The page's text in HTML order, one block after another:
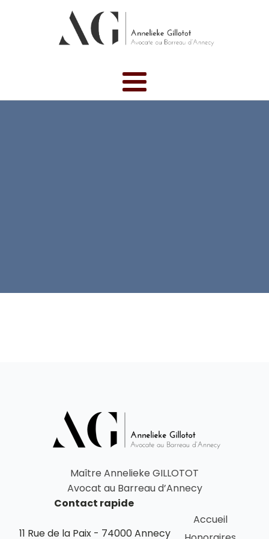
Maître Annelieke GILLOTOT
Avocat au Barreau d’Annecy
Contact rapide
11 Rue de la Paix - 74000 Annecy
Accueil